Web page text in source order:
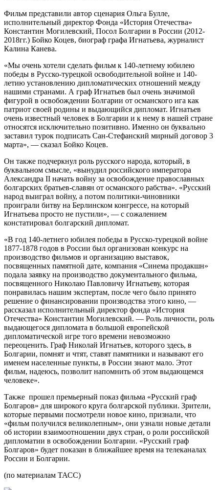
Фильм представили автор сценария Ольга Булле,
исполнительный директор Фонда «История Отечества»
Константин Могилевский, Посол Болгарии в России (2012-
2018гг.) Бойко Коцев, биограф графа Игнатьева, журналист
Калина Канева.
«Мы очень хотели сделать фильм к 140-летнему юбилею
победы в Русско-турецкой освободительной войне и 140-
летию установлению дипломатических отношений между
нашими странами. А граф Игнатьев был очень значимой
фигурой в освобождении Болгарии от османского ига как
патриот своей родины и выдающийся дипломат. Игнатьев
очень известный человек в Болгарии и к нему в нашей стране
относятся исключительно позитивно. Именно он буквально
заставил турок подписать Сан-Стефанский мирный договор 3
марта», — сказал Бойко Коцев.
Он также подчеркнул роль русского народа, который, в
буквальном смысле, «вынудил российского императора
Александра II начать войну за освобождение православных
болгарских братьев-славян от османского рабства». «Русский
народ выиграл войну, а потом политики-чиновники
проиграли битву на Берлинском конгрессе, на который
Игнатьева просто не пустили», — с сожалением
констатировал болгарский дипломат.
«В год 140-летнего юбилея победы в Русско-турецкой войне
1877-1878 годов в России был организован конкурс на
производство фильмов и организацию выставок,
посвященных памятной дате, компания «Синема продакшн»
подала заявку на производство документального фильма,
посвященного Николаю Павловичу Игнатьеву, которая
понравилась нашим экспертам, после чего было принято
решение о финансировании производства этого кино, —
рассказал исполнительный директор фонда «История
Отечества» Константин Могилевский. — Роль личности, роль
выдающегося дипломата в большой европейской
дипломатической игре того времени невозможно
переоценить. Граф Николай Игнатьев, которого здесь, в
Болгарии, помнят и чтят, ставят памятники и называют его
именем населенные пункты, в России знают мало. Этот
фильм, надеюсь, позволит напомнить об этом выдающемся
человеке».
Также прошел премьерный показ фильма «Русский граф
Болгаров» для широкого круга болгарской публики. Зрители,
которые первыми посмотрели новое кино, признали, что
«фильм получился великолепным», они узнали новые детали
об истории взаимоотношении двух стран, о роли российской
дипломатии в освобождении Болгарии. «Русский граф
Болгаров» будет показан в ближайшее время на телеканалах
России и Болгарии.
(по материалам ТАСС)